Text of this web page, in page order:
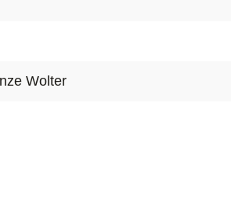
Grenze und fragile Illusion.
Wolter